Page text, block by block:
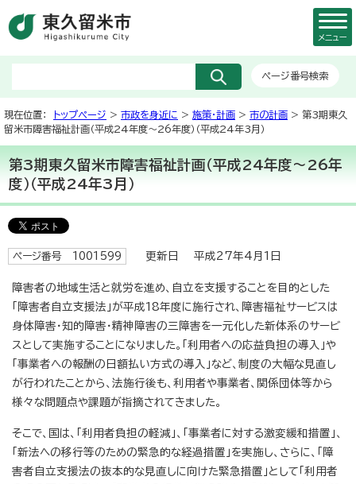
ページ番号検索
メニュー
現在位置： トップページ > 市政を身近に > 施策・計画 > 市の計画 > 第3期東久
留米市障害福祉計画（平成24年度～26年度）（平成24年3月）
第3期東久留米市障害福祉計画（平成24年度～26年
度）（平成24年3月）
ページ番号 1001599 更新日 平成27年4月1日
障害者の地域生活と就労を進め、自立を支援することを目的とした
「障害者自立支援法」が平成18年度に施行され、障害福祉サービスは
身体障害・知的障害・精神障害の三障害を一元化した新体系のサービ
スとして実施することになりました。「利用者への応益負担の導入」や
「事業者への報酬の日額払い方式の導入」など、制度の大幅な見直し
が行われたことから、法施行後も、利用者や事業者、関係団体等から
様々な問題点や課題が指摘されてきました。
そこで、国は、「利用者負担の軽減」、「事業者に対する激変緩和措置」、
「新法への移行等のための緊急的な経過措置」を実施し、さらに、「障
害者自立支援法の抜本的な見直しに向けた緊急措置」として「利用者